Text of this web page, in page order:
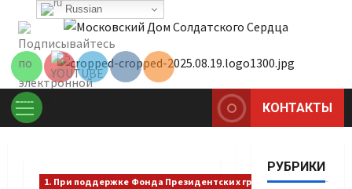
Перейти
содержимому
Основное
КОНТАКТЫ
1. При поддержке Фонда Президентских грантов
РУБРИКИ
Russian
Set Youtube
Channel ID